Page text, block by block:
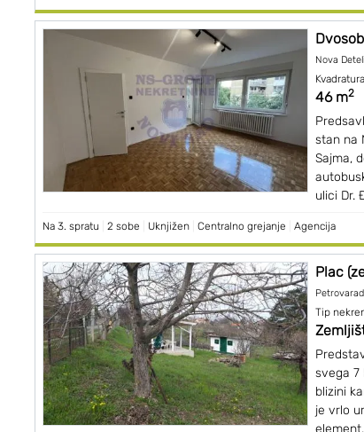
Nova
46 m2
stan na
Sajma,
ulici Dr.
Na 3. spratu 2 sobe Uknjižen Centralno grejanje Agencija
Plac
Tip
svega 7
blizini
je vrlo